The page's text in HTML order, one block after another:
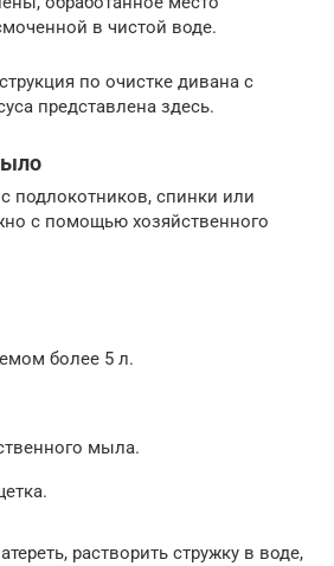
в чистой воде.
по очистке дивана с
представлена здесь.
подлокотников, спинки или
с помощью хозяйственного
более 5 л.
мыла.
растворить стружку в воде,